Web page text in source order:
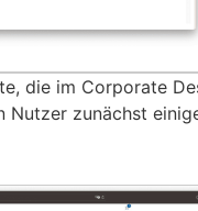
die im Corporate
Nutzer zunächst